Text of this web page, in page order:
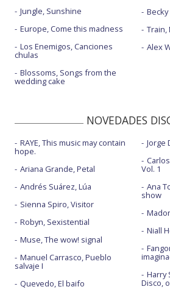
Jungle, Sunshine
Europe, Come this madness
Los Enemigos, Canciones
chulas
Blossoms, Songs from the
wedding cake
Train,
Alex
NOVEDADES
RAYE, This music may contain
hope.
Ariana Grande, Petal
Andrés Suárez, Lúa
Sienna Spiro, Visitor
Robyn, Sexistential
Muse, The wow! signal
Manuel Carrasco, Pueblo
salvaje I
Quevedo, El baifo
Jorge
Vol. 1
Ana
show
Niall
Harry
Disco,